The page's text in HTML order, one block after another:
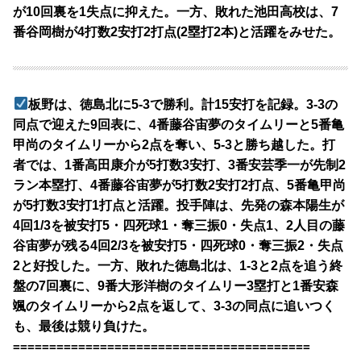
が10回裏を1失点に抑えた。一方、敗れた池田高校は、7
番谷岡樹が4打数2安打2打点(2塁打2本)と活躍をみせた。
板野は、徳島北に5-3で勝利。計15安打を記録。3-3の
同点で迎えた9回表に、4番藤谷宙夢のタイムリーと5番亀
甲尚のタイムリーから2点を奪い、5-3と勝ち越した。打
者では、1番高田康介が5打数3安打、3番安芸季一が先制2
ラン本塁打、4番藤谷宙夢が5打数2安打2打点、5番亀甲尚
が5打数3安打1打点と活躍。投手陣は、先発の森本陽生が
4回1/3を被安打5・四死球1・奪三振0・失点1、2人目の藤
谷宙夢が残る4回2/3を被安打5・四死球0・奪三振2・失点
2と好投した。一方、敗れた徳島北は、1-3と2点を追う終
盤の7回裏に、9番大形洋樹のタイムリー3塁打と1番安森
颯のタイムリーから2点を返して、3-3の同点に追いつく
も、最後は競り負けた。
=========================================